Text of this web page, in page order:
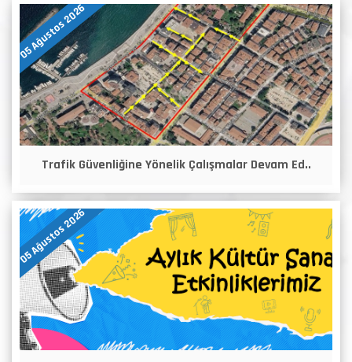
05 Ağustos 2026
Trafik Güvenliğine Yönelik Çalışmalar Devam Ed..
05 Ağustos 2026